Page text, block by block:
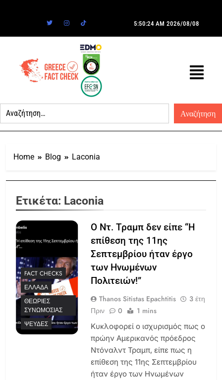
5:50:24 AM 2026/08/08
Home Blog Laconia
Ετικέτα: Laconia
FACT CHECKS
ΕΛΛΆΔΑ
ΘΕΩΡΊΕΣ
ΣΥΝΩΜΟΣΊΑΣ
ΨΕΥΔΈΣ
Ο Ντ. Τραμπ δεν είπε “Η
επίθεση της 11ης
Σεπτεμβρίου ήταν έργο
των Ηνωμένων
Πολιτειών!”
Thanos Sitistas Epachtitis
3 έτη
Πριν
0 1 mins
Κυκλοφορεί ο ισχυρισμός πως ο
πρώην Αμερικανός πρόεδρος
Ντόναλντ Τραμπ, είπε πως η
επίθεση της 11ης Σεπτεμβρίου
ήταν έργο των Ηνωμένων